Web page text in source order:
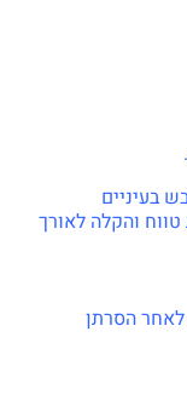
בעיניים
והקלה לאורך
הסרתן